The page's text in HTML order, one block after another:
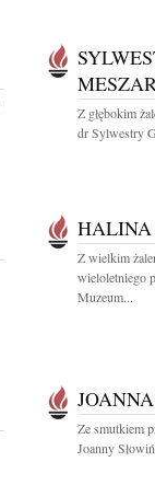
Z głębokim
dr Sylwestry
HALINA
Z wielkim
wieloletniego
Muzeum...
Ze smutkiem
Joanny